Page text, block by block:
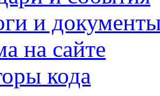
и
на сайте
кода